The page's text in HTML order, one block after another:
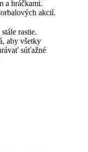
a hráčkami.
akcií.
rastie.
aby všetky
súťažné